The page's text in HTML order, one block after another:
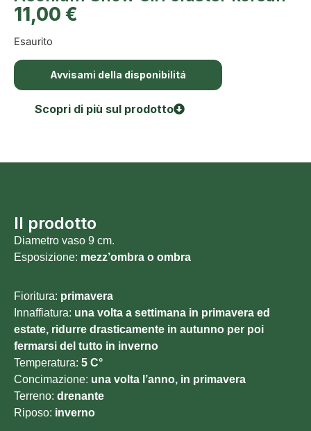
11,00 €
Esaurito
Avvisami della disponibilitá
Scopri di più sul prodotto
Il prodotto
Diametro vaso 9 cm.
Esposizione: mezz’ombra o ombra
Fioritura: primavera
Innaffiatura: una volta a settimana in primavera ed
estate, ridurre drasticamente in autunno per poi
fermarsi del tutto in inverno
Temperatura: 5 C°
Concimazione: una volta l’anno, in primavera
Terreno: drenante
Riposo: inverno